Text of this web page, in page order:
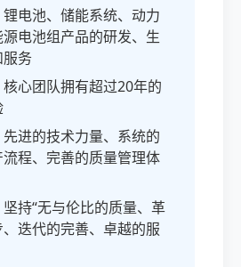
锂电池、储能系统、动力
电池组产品的研发、生
服务
核心团队拥有超过20年的
先进的技术力量、系统的
程、完善的质量管理体
坚持“无与伦比的质量、革
迭代的完善、卓越的服